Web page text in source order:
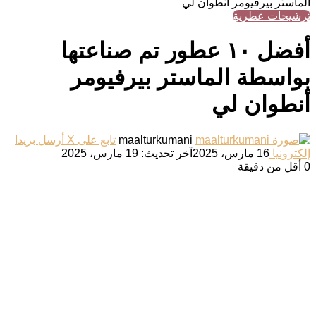
الماستر بيرفيومر أنطوان لي
ترشيحات عطرية
أفضل ١٠ عطور تم صناعتها
بواسطة الماستر بيرفيومر
أنطوان لي
maalturkumani تابع على X
أرسل بريدا
إلكترونيا 16 مارس، 2025
آخر تحديث: 19 مارس، 2025
0 أقل من دقيقة